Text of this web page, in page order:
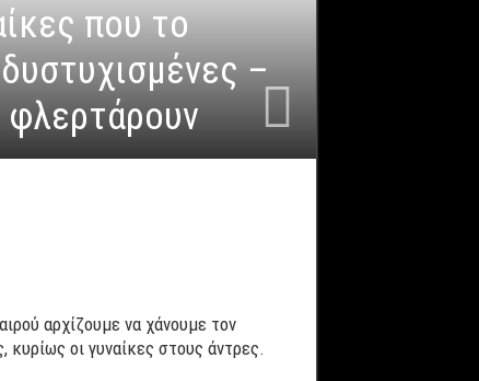
που το
–
φλερτάρουν
αρχίζουμε να χάνουμε τον
οι γυναίκες στους άντρες.